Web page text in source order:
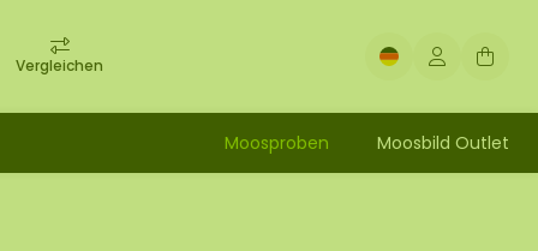
Vergleichen
Moosproben Moosbild Outlet